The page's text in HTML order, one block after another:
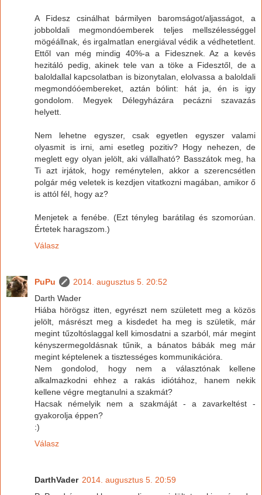
A Fidesz csinálhat bármilyen baromságot/aljasságot, a
jobboldali megmondóemberek teljes mellszélességgel
mögéállnak, és irgalmatlan energiával védik a védhetetlent.
Ettől van még mindig 40%-a a Fidesznek. Az a kevés
hezitáló pedig, akinek tele van a töke a Fidesztől, de a
baloldallal kapcsolatban is bizonytalan, elolvassa a baloldali
megmondóóembereket, aztán bólint: hát ja, én is igy
gondolom. Megyek Délegyházára pecázni szavazás
helyett.
Nem lehetne egyszer, csak egyetlen egyszer valami
olyasmit is irni, ami esetleg pozitiv? Hogy nehezen, de
meglett egy olyan jelölt, aki vállalható? Basszátok meg, ha
Ti azt irjátok, hogy reménytelen, akkor a szerencsétlen
polgár még veletek is kezdjen vitatkozni magában, amikor ő
is attól fél, hogy az?
Menjetek a fenébe. (Ezt tényleg barátilag és szomorúan.
Értetek haragszom.)
Válasz
PuPu
2014. augusztus 5. 20:52
Darth Wader
Hiába hörögsz itten, egyrészt nem született meg a közös
jelölt, másrészt meg a kisdedet ha meg is születik, már
megint tűzoltóslaggal kell kimosdatni a szarból, már megint
kényszermegoldásnak tűnik, a bánatos bábák meg már
megint képtelenek a tisztességes kommunikációra.
Nem gondolod, hogy nem a választónak kellene
alkalmazkodni ehhez a rakás idiótához, hanem nekik
kellene végre megtanulni a szakmát?
Hacsak némelyik nem a szakmáját - a zavarkeltést -
gyakorolja éppen?
:)
Válasz
DarthVader 2014. augusztus 5. 20:59